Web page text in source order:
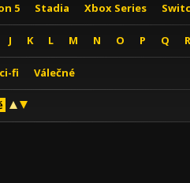
5 Stadia Xbox Series
J K L M N O P Q R
fi Válečné